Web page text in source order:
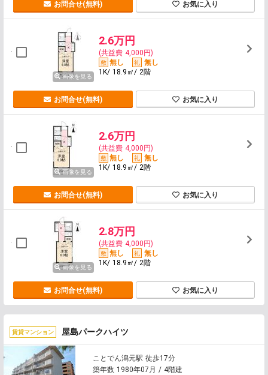
お問合せ(無料) お気に入り
画像を見る
2.6万円
(共益費 4,000円)
無し
無し
1K/ 18.9㎡/ 2階
お問合せ(無料) お気に入り
画像を見る
2.6万円
(共益費 4,000円)
無し
無し
1K/ 18.9㎡/ 2階
お問合せ(無料) お気に入り
画像を見る
2.8万円
(共益費 4,000円)
無し
無し
1K/ 18.9㎡/ 2階
お問合せ(無料) お気に入り
賃貸マンション 屋島パークハイツ
ことでん潟元駅 徒歩17分
築年数 1980年07月 / 4階建